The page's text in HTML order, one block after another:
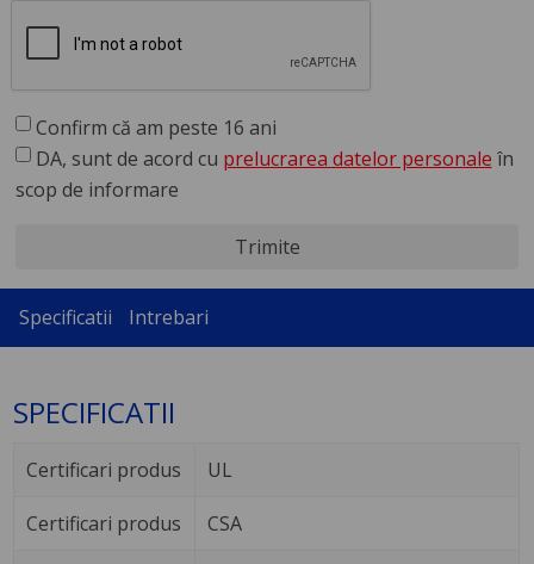
Confirm că am peste 16 ani
DA, sunt de acord cu prelucrarea datelor personale în
scop de informare
Trimite
Specificatii Intrebari
SPECIFICATII
Certificari produs UL
Certificari produs CSA